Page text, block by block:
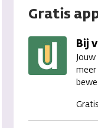
Gratis
Bij
meer
Gratis